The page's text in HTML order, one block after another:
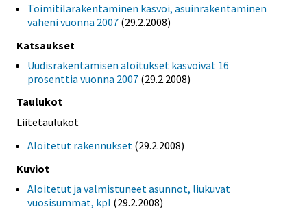
Toimitilarakentaminen kasvoi, asuinrakentaminen
väheni vuonna 2007 (29.2.2008)
Katsaukset
Uudisrakentamisen aloitukset kasvoivat 16
prosenttia vuonna 2007 (29.2.2008)
Taulukot
Liitetaulukot
Aloitetut rakennukset (29.2.2008)
Kuviot
Aloitetut ja valmistuneet asunnot, liukuvat
vuosisummat, kpl (29.2.2008)